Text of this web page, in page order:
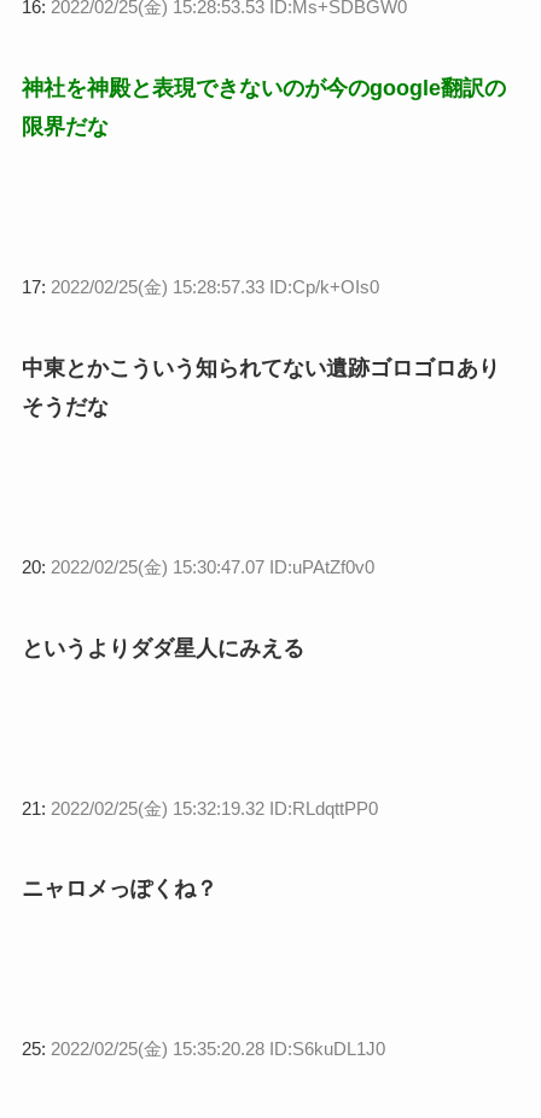
16: 2022/02/25(金) 15:28:53.53 ID:Ms+SDBGW0
神社を神殿と表現できないのが今のgoogle翻訳の
限界だな
17: 2022/02/25(金) 15:28:57.33 ID:Cp/k+OIs0
中東とかこういう知られてない遺跡ゴロゴロあり
そうだな
20: 2022/02/25(金) 15:30:47.07 ID:uPAtZf0v0
というよりダダ星人にみえる
21: 2022/02/25(金) 15:32:19.32 ID:RLdqttPP0
ニャロメっぽくね？
25: 2022/02/25(金) 15:35:20.28 ID:S6kuDL1J0